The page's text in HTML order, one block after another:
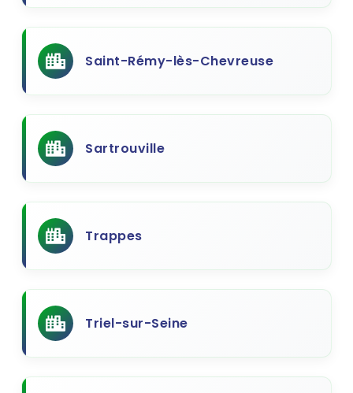
Saint-Rémy-lès-Chevreuse
Sartrouville
Trappes
Triel-sur-Seine